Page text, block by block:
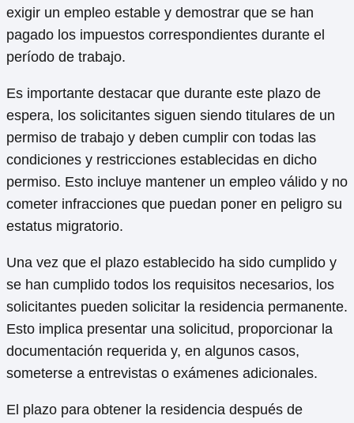
exigir un empleo estable y demostrar que se han
pagado los impuestos correspondientes durante el
período de trabajo.
Es importante destacar que durante este plazo de
espera, los solicitantes siguen siendo titulares de un
permiso de trabajo y deben cumplir con todas las
condiciones y restricciones establecidas en dicho
permiso. Esto incluye mantener un empleo válido y no
cometer infracciones que puedan poner en peligro su
estatus migratorio.
Una vez que el plazo establecido ha sido cumplido y
se han cumplido todos los requisitos necesarios, los
solicitantes pueden solicitar la residencia permanente.
Esto implica presentar una solicitud, proporcionar la
documentación requerida y, en algunos casos,
someterse a entrevistas o exámenes adicionales.
El plazo para obtener la residencia después de